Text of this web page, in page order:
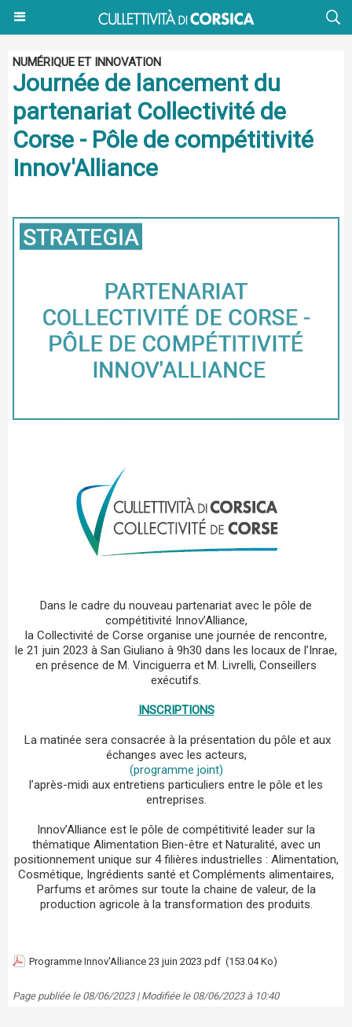
NUMÉRIQUE ET INNOVATION
Journée de lancement du
partenariat Collectivité de
Corse - Pôle de compétitivité
Innov'Alliance
Dans le cadre du nouveau partenariat avec le pôle de
compétitivité Innov’Alliance,
la Collectivité de Corse organise une journée de rencontre,
le 21 juin 2023 à San Giuliano à 9h30 dans les locaux de l’Inrae,
en présence de M. Vinciguerra et M. Livrelli, Conseillers
exécutifs.
INSCRIPTIONS
La matinée sera consacrée à la présentation du pôle et aux
échanges avec les acteurs,
(programme joint)
l’après-midi aux entretiens particuliers entre le pôle et les
entreprises.
Innov’Alliance est le pôle de compétitivité leader sur la
thématique Alimentation Bien-être et Naturalité, avec un
positionnement unique sur 4 filières industrielles : Alimentation,
Cosmétique, Ingrédients santé et Compléments alimentaires,
Parfums et arômes sur toute la chaine de valeur, de la
production agricole à la transformation des produits.
Programme Innov'Alliance 23 juin 2023.pdf (153.04 Ko)
Page publiée le 08/06/2023 | Modifiée le 08/06/2023 à 10:40